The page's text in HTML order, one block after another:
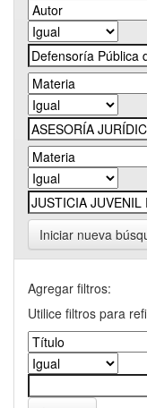
Iniciar nueva
Agregar filtros:
Utilice filtros para